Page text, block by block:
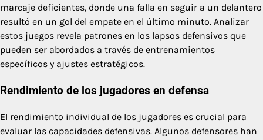
marcaje deficientes, donde una falla en seguir a un delantero
resultó en un gol del empate en el último minuto. Analizar
estos juegos revela patrones en los lapsos defensivos que
pueden ser abordados a través de entrenamientos
específicos y ajustes estratégicos.
Rendimiento de los jugadores en defensa
El rendimiento individual de los jugadores es crucial para
evaluar las capacidades defensivas. Algunos defensores han